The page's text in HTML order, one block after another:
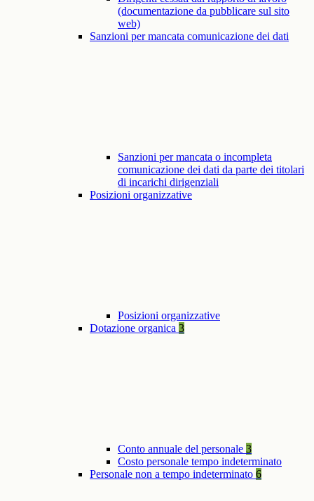
(documentazione da pubblicare sul sito
web)
Sanzioni per mancata comunicazione dei dati
Sanzioni per mancata o incompleta
comunicazione dei dati da parte dei titolari
di incarichi dirigenziali
Posizioni organizzative
Posizioni organizzative
Dotazione organica 3
Conto annuale del personale 3
Costo personale tempo indeterminato
Personale non a tempo indeterminato 6